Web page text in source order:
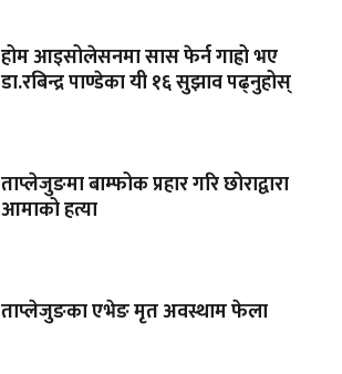
होम आइसोलेसनमा सास फेर्न गाह्रो भए
डा.रबिन्द्र पाण्डेका यी १६ सुझाव पढ्नुहोस्
ताप्लेजुङमा बाम्फोक प्रहार गरि छोराद्वारा
आमाको हत्या
ताप्लेजुङका एभेङ मृत अवस्थाम फेला